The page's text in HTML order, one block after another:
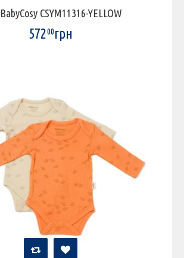
CSYM11316-YELLOW
57200грн